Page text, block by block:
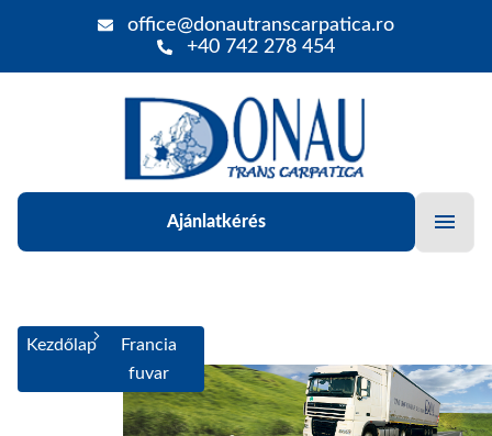
office@donautranscarpatica.ro
+40 742 278 454
Ajánlatkérés
Kezdőlap
Francia
fuvar